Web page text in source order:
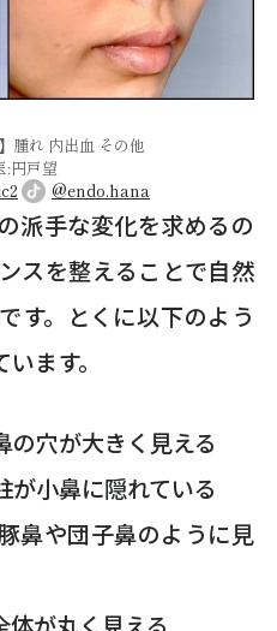
腫れ 内出血 その他
:円戸望
@endo.hana
派手な変化を求めるの
スを整えることで自然
す。とくに以下のよう
ます。
の穴が大きく見える
が小鼻に隠れている
鼻や団子鼻のように見